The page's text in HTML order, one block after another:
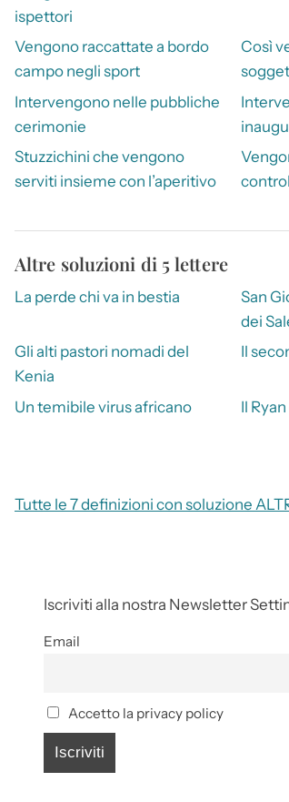
ispettori
Vengono raccattate a bordo
campo negli sport
Così
Intervengono nelle pubbliche
cerimonie
Stuzzichini che vengono
serviti insieme con l’aperitivo
Altre soluzioni di 5 lettere
La perde chi va in bestia
San
dei
Gli alti pastori nomadi del
Kenia
Il
Un temibile virus africano Il
Tutte le 7 definizioni con soluzione
Iscriviti alla nostra Newsletter
Email
Accetto la privacy policy